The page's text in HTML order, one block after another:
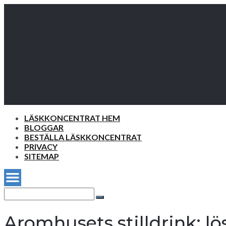
LÄSKKONCENTRAT HEM
BLOGGAR
BESTÄLLA LÄSKKONCENTRAT
PRIVACY
SITEMAP
for:
Search